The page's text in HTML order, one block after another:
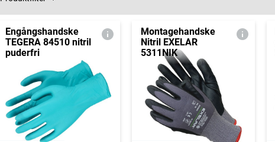
Engångshandske
TEGERA 84510 nitril
puderfri
Montagehandske
Nitril EXELAR
5311NIK